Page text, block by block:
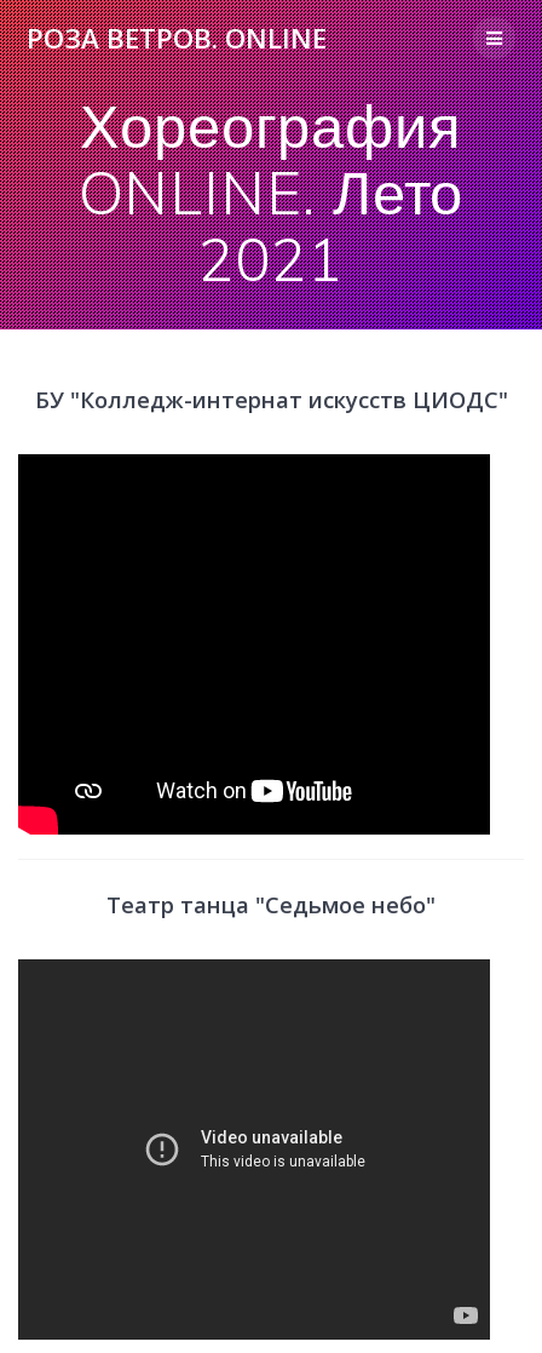
Skip
to
content
РОЗАВЕТРОВ.ONLINE
Хореография
ONLINE. Лето
2021
БУ "Колледж-интернат искусств ЦИОДС"
Театр танца "Седьмое небо"